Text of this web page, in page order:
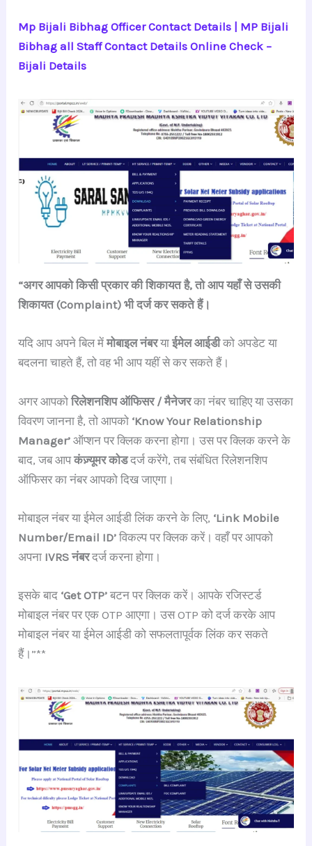
Mp Bijali Bibhag Officer Contact Details | MP Bijali
Bibhag all Staff Contact Details Online Check –
Bijali Details
“अगर आपको किसी प्रकार की शिकायत है, तो आप यहाँ से उसकी
शिकायत (Complaint) भी दर्ज कर सकते हैं।
यदि आप अपने बिल मेंमोबाइल नंबरयाईमेल आईडीको अपडेट या
बदलना चाहते हैं, तो वह भी आप यहीं से कर सकते हैं।
अगर आपकोरिलेशनशिप ऑफिसर / मैनेजरका नंबर चाहिए या उसका
विवरण जानना है, तो आपको ‘Know Your Relationship
Manager’ ऑप्शन पर क्लिक करना होगा। उस पर क्लिक करने के
बाद, जब आपकंज़्यूमर कोडदर्ज करेंगे, तब संबंधित रिलेशनशिप
ऑफिसर का नंबर आपको दिख जाएगा।
मोबाइल नंबर या ईमेल आईडी लिंक करने के लिए, ‘Link Mobile
Number/Email ID’ विकल्प पर क्लिक करें। वहाँ पर आपको
अपना IVRS नंबरदर्ज करना होगा।
इसके बाद ‘Get OTP’ बटन पर क्लिक करें। आपके रजिस्टर्ड
मोबाइल नंबर पर एक OTP आएगा। उस OTP को दर्ज करके आप
मोबाइल नंबर या ईमेल आईडी को सफलतापूर्वक लिंक कर सकते
हैं।”**